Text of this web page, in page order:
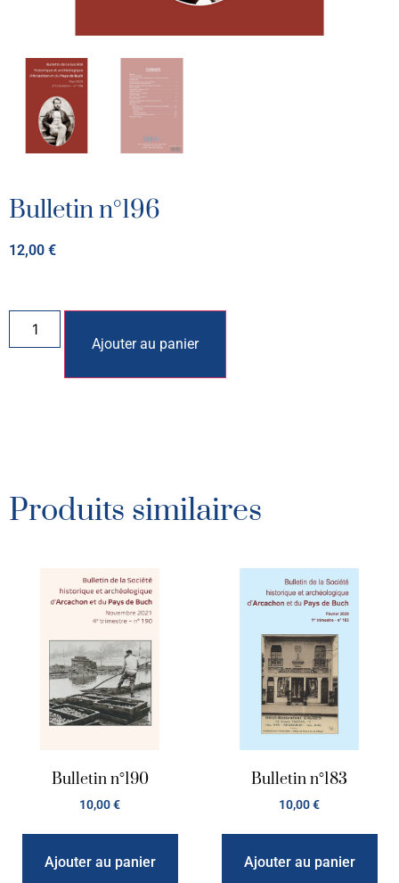
Bulletin n°196
12,00 €
Ajouter au panier
Produits similaires
Bulletin n°190
10,00€
Ajouter au panier
Bulletin n°183
10,00€
Ajouter au panier